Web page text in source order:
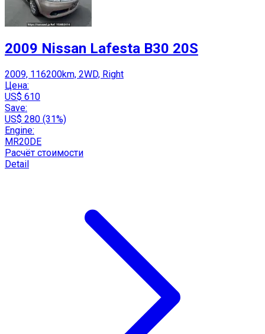
2009 Nissan Lafesta B30 20S
2009, 116200km, 2WD, Right
Цена:
US$ 610
Save:
US$ 280 (31%)
Engine:
MR20DE
Расчёт стоимости
Detail